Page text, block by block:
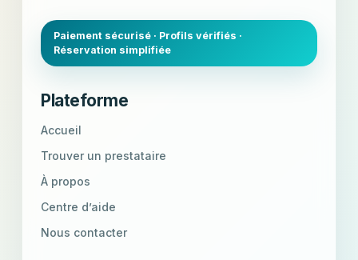
Paiement sécurisé · Profils vérifiés ·
Réservation simplifiée
Plateforme
Accueil
Trouver un prestataire
À propos
Centre d’aide
Nous contacter